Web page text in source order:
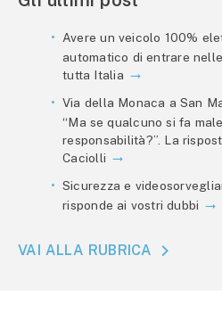
Avere un veicolo 100%
automatico di entrare
tutta Italia
Via della Monaca a San
“Ma se qualcuno si fa
responsabilità?”. La
Caciolli
Sicurezza e
risponde ai vostri dubbi
VAI ALLA RUBRICA